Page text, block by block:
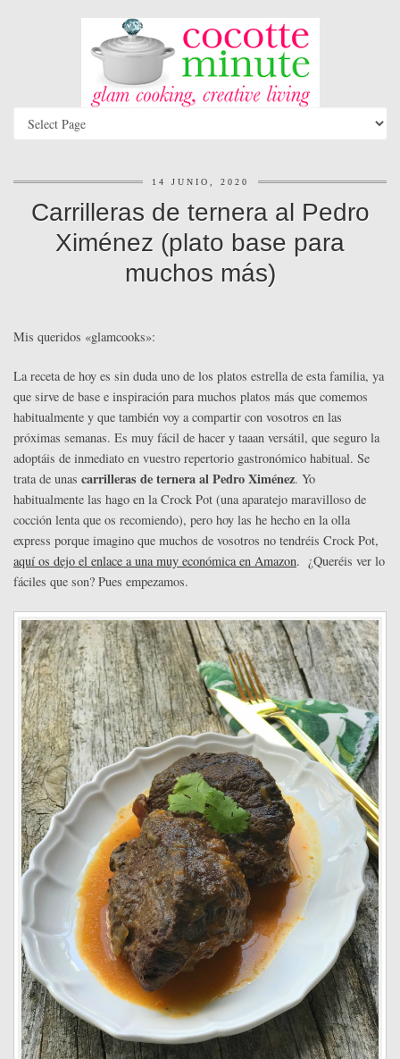
14 JUNIO, 2020
Carrilleras de ternera al Pedro
Ximénez (plato base para
muchos más)
Mis queridos «glamcooks»:
La receta de hoy es sin duda uno de los platos estrella de esta familia, ya
que sirve de base e inspiración para muchos platos más que comemos
habitualmente y que también voy a compartir con vosotros en las
próximas semanas. Es muy fácil de hacer y taaan versátil, que seguro la
adoptáis de inmediato en vuestro repertorio gastronómico habitual. Se
trata de unas carrilleras de ternera al Pedro Ximénez. Yo
habitualmente las hago en la Crock Pot (una aparatejo maravilloso de
cocción lenta que os recomiendo), pero hoy las he hecho en la olla
express porque imagino que muchos de vosotros no tendréis Crock Pot,
aquí os dejo el enlace a una muy económica en Amazon. ¿Queréis ver lo
fáciles que son? Pues empezamos.